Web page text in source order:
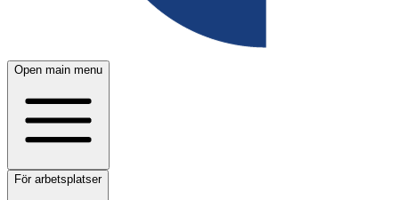
Open main menu
För arbetsplatser